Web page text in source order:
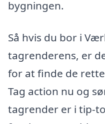
bygningen.
Så hvis du bor i
tagrenderens, er
for at finde de
Tag action nu og
tagrender er i tip-